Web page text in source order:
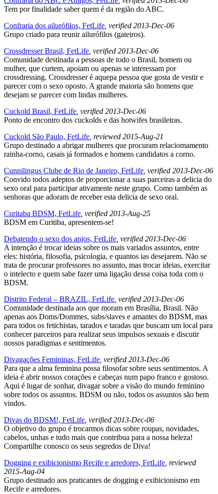
Tem por finalidade saber quem é da região do ABC.
Confraria dos ailurófilos, FetLife , verified 2013-Dec-06
Grupo criado para reunir ailurófilos (gateiros).
Crossdresser Brasil, FetLife , verified 2013-Dec-06
Comunidade destinada a pessoas de todo o Brasil, homem ou
mulher, que curtem, apoiam ou apenas se interessam por
crossdressing. Crossdresser é aquepa pessoa que gosta de vestir e
parecer com o sexo oposto. A grande maioria são homens que
desejam se parecer com lindas mulheres.
Cuckold Brasil, FetLife , verified 2013-Dec-06
Ponto de encontro dos cuckolds e das hotwifes brasileiras.
Cuckold São Paulo, FetLife , reviewed 2015-Aug-21
Grupo destinado a abrigar mulheres que procuram relaciomamento
rainha-corno, casais já formados e homens candidatos a corno.
Cunnilingus Clube de Rio de Janeiro, FetLife , verified 2013-Dec-06
Convido todos adeptos de proporcionar a suas parceiras a delicia do
sexo oral para participar ativamente neste grupo. Como também as
senhoras que adoram de receber esta delicia de sexo oral.
Curitaba BDSM, FetLife , verified 2013-Aug-25
BDSM em Curitiba, apresentem-se!
Debatendo o sexo dos anjos, FetLife , verified 2013-Dec-06
A intenção é trocar ideias sobre os mais variados assuntos, entre
eles: história, filosofia, psicologia, e quantos ias desejarem. Não se
trata de procurar professores no assunto, mas trocar ideias, exercitar
o intelecto e quem sabe fazer uma ligação dessa coisa toda com o
BDSM.
Distrito Federal – BRAZIL, FetLife , verified 2013-Dec-06
Comunidade destinada aos que moram em Brasília, Brasil. Não
apenas aos Doms/Dommes, subs/slaves e amantes do BDSM, mas
para todos os fetichistas, tarados e taradas que buscam um local para
conhecer parceiros para realizar seus impulsos sexuais e discutir
nossos paradigmas e sentimentos.
Divagações Femininas, FetLife , verified 2013-Dec-06
Para que a alma feminina possa filosofar sobre seus sentimentos. A
ideia é abrir nossos corações e cabeças num papo franco e gostoso.
Aqui é lugar de sonhar, divagar sobre a visão do mundo feminino
sobre todos os assuntos. BDSM ou não, todos os assuntos são bem
vindos.
Divas do BDSM!, FetLife , verified 2013-Dec-06
O objetivo do grupo é trocarmos dicas sobre roupas, novidades,
cabelos, unhas e tudo mais que contribua para a nossa beleza!
Compartilhe conosco os seus segredos de Diva!
Dogging e exibicionismo Recife e arredores, FetLife , reviewed
2015-Aug-04
Grupo destinado aos praticantes de dogging e exibicionismo em
Recife e arredores.